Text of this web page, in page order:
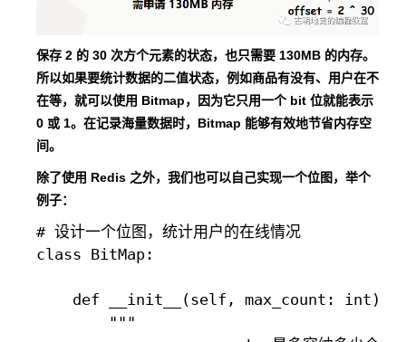
保存 2 的 30 次方个元素的状态，也只需要 130MB 的内存。
所以如果要统计数据的二值状态，例如商品有没有、用户在不
在等，就可以使用 Bitmap，因为它只用一个 bit 位就能表示
0 或 1。在记录海量数据时，Bitmap 能够有效地节省内存空
间。
除了使用 Redis 之外，我们也可以自己实现一个位图，举个
例子：
# 设计一个位图，统计用户的在线情况
class BitMap:
    def __init__(self, max_count: int):
        """